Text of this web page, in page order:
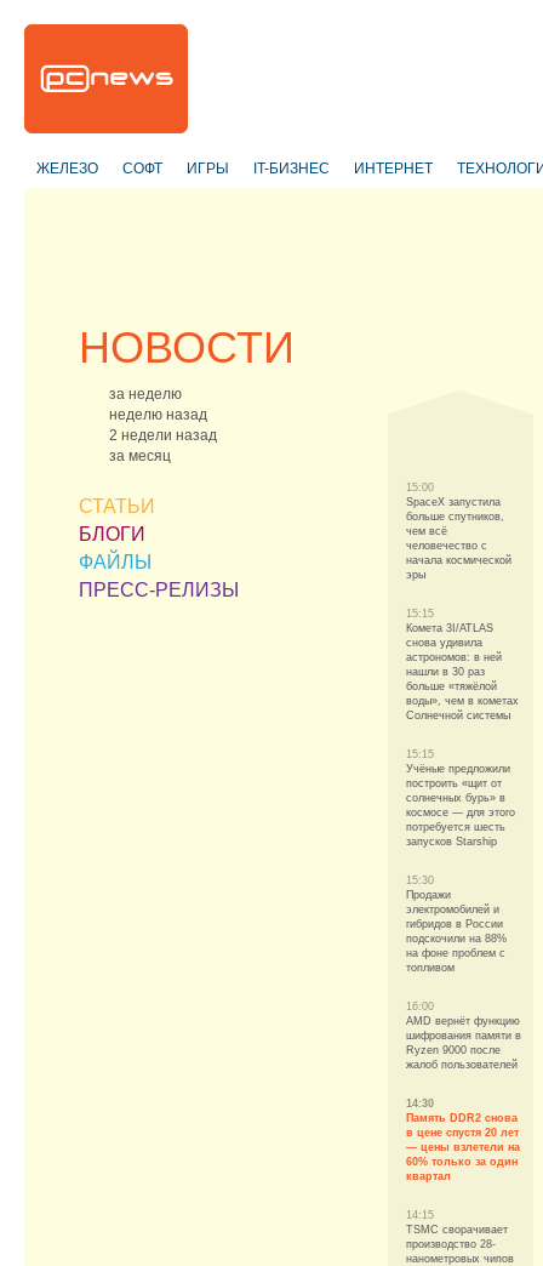
ЖЕЛЕЗО СОФТ ИГРЫ IT-БИЗНЕС ИНТЕРНЕТ
НОВОСТИ
за неделю
неделю назад
2 недели назад
за месяц
СТАТЬИ
БЛОГИ
ФАЙЛЫ
ПРЕСС-РЕЛИЗЫ
15:00
SpaceX запустила
больше спутников,
чем всё
человечество с
начала космической
эры
15:15
Комета 3I/ATLAS
снова удивила
астрономов: в ней
нашли в 30 раз
больше «тяжёлой
воды», чем в кометах
Солнечной системы
15:15
Учёные предложили
построить «щит от
солнечных бурь» в
космосе — для этого
потребуется шесть
запусков Starship
15:30
Продажи
электромобилей и
гибридов в России
подскочили на 88%
на фоне проблем с
топливом
16:00
AMD вернёт функцию
шифрования памяти в
Ryzen 9000 после
жалоб пользователей
14:30
Память DDR2 снова
в цене спустя 20 лет
— цены взлетели на
60% только за один
квартал
14:15
TSMC сворачивает
производство 28-
нанометровых чипов